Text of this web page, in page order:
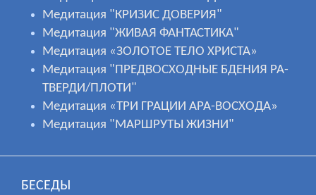
Медитация "КРИЗИС ДОВЕРИЯ"
Медитация "ЖИВАЯ ФАНТАСТИКА"
Медитация «ЗОЛОТОЕ ТЕЛО ХРИСТА»
Медитация "ПРЕДВОСХОДНЫЕ БДЕНИЯ РА-
ТВЕРДИ/ПЛОТИ"
Медитация «ТРИ ГРАЦИИ АРА-ВОСХОДА»
Медитация "МАРШРУТЫ ЖИЗНИ"
БЕСЕДЫ